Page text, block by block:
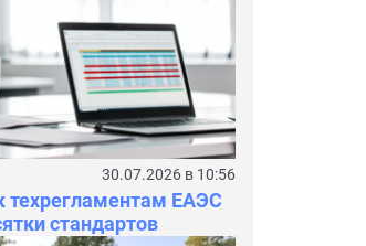
30.07.2026 в 10:56
техрегламентам ЕАЭС
стандартов